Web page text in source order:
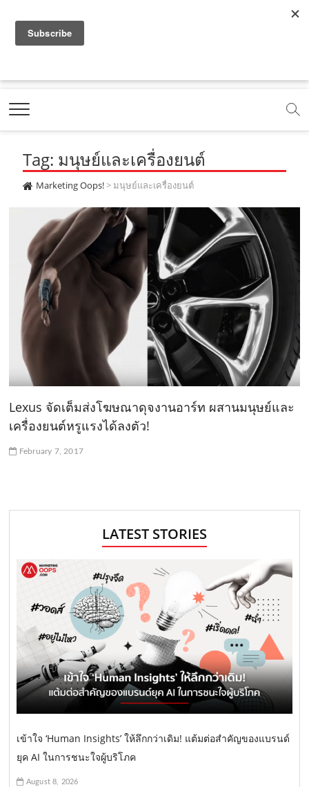
a
e
b
o
o
k
o
m
o
t
b
e
.
o
m
.
o
e
m
e
t
g
r
a
m
o
m
t
k
.
c
o
m
Marketing Oops!
DIGITAL | CREATIVE | ADVERTISING | CAMPAIGN |
Tag: มนุษย์และเครื่องยนต์
Marketing Oops!> มนุษย์และเครื่องยนต์
Lexus จัดเต็มส่งโฆษณาดุจงานอาร์ท ผสานมนุษย์และ
เครื่องยนต์หรูแรงได้ลงตัว!
February 7, 2017
LATEST STORIES
เข้าใจ ‘Human Insights’ ให้ลึกกว่าเดิม! แต้มต่อสำคัญของแบรนด์
ยุค AI ในการชนะใจผู้บริโภค
August 8, 2026